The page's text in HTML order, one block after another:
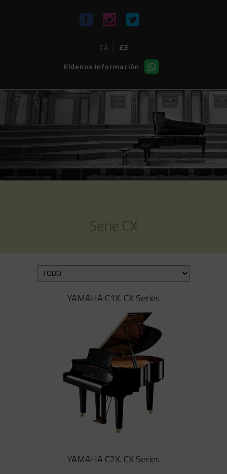
CA
ES
Pídenos información
Serie CX
YAMAHA C1X. CX Series
YAMAHA C2X. CX Series